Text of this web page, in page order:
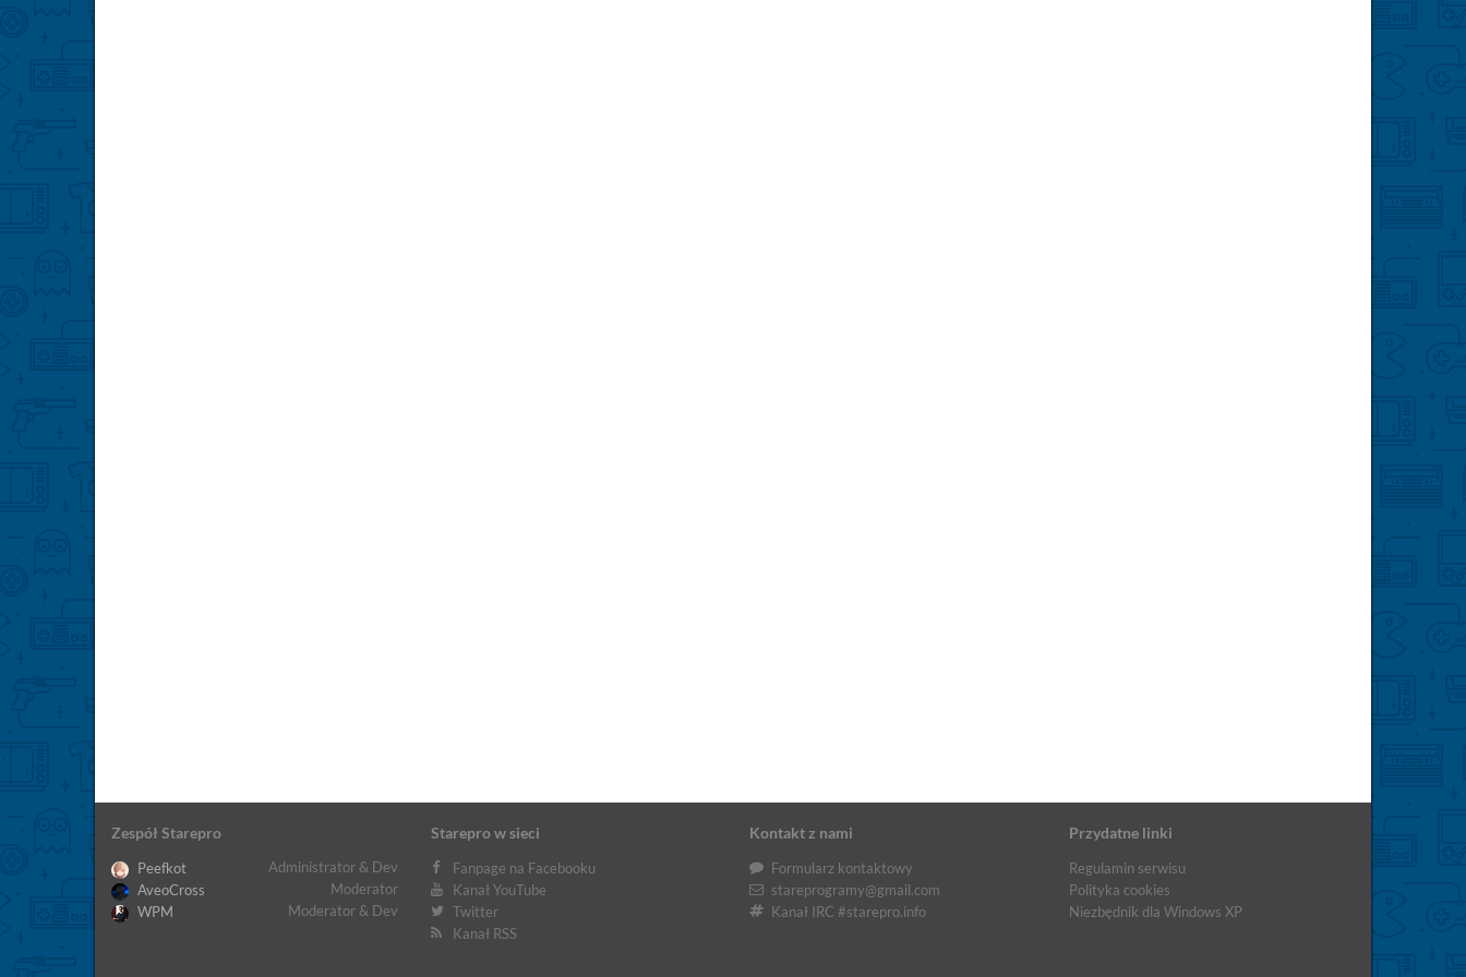
Zespół Starepro
Peefkot
Administrator & Dev
AveoCross
Moderator
WPM
Moderator & Dev
Starepro w sieci
Fanpage na Facebooku
Kanał YouTube
Twitter
Kanał RSS
Kontakt z nami
Formularz kontaktowy
stareprogramy@gmail.com
Kanał IRC #starepro.info
Przydatne linki
Regulamin serwisu
Polityka cookies
Niezbędnik dla Windows XP